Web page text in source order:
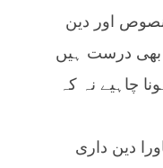
اور دین
بھی درست ہیں
چاہیے نہ کہ
دین داری